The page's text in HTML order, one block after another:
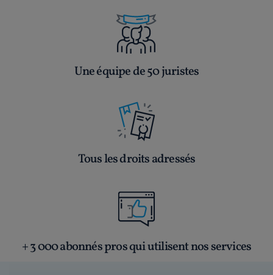
Une équipe de 50 juristes
Tous les droits adressés
+ 3 000 abonnés pros qui utilisent nos services